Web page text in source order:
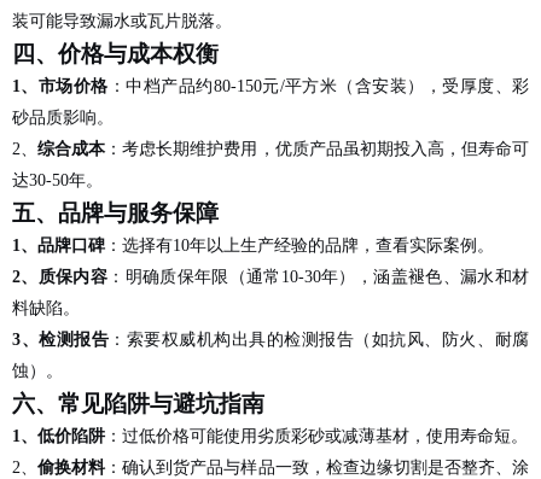
装可能导致漏水或瓦片脱落。
四、价格与成本权衡
1、 市场价格 ：中档产品约80-150元/平方米（含安装），受厚度、彩
砂品质影响。
2、综合成本：考虑长期维护费用，优质产品虽初期投入高，但寿命可
达30-50年。
五、品牌与服务保障
1、 品牌口碑 ：选择有10年以上生产经验的品牌，查看实际案例。
2、
质保内容 ：明确质保年限（通常 10-30年），涵盖褪色、漏水和材
料缺陷。
3、检测报告 ：索要权威机构出具的检测报告（如抗风、防火、耐腐
蚀）。
六、常见陷阱与避坑指南
1、 低价陷阱 ：过低价格可能使用劣质彩砂或减薄基材，使用寿命短。
2、偷换材料：确认到货产品与样品一致，检查边缘切割是否整齐、涂